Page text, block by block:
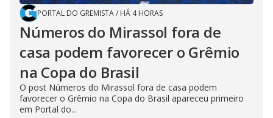
PORTAL DO GREMISTA/ HÁ 4 HORAS
Números do Mirassol fora de
casa podem favorecer o Grêmio
na Copa do Brasil
O post Números do Mirassol fora de casa podem
favorecer o Grêmio na Copa do Brasil apareceu primeiro
em Portal do...